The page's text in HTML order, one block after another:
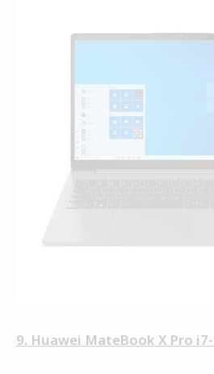
9. Huawei MateBook X Pro